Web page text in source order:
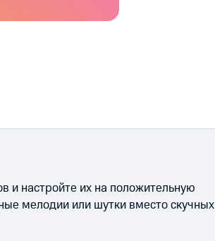
и настройте их на положительную
мелодии или шутки вместо скучных